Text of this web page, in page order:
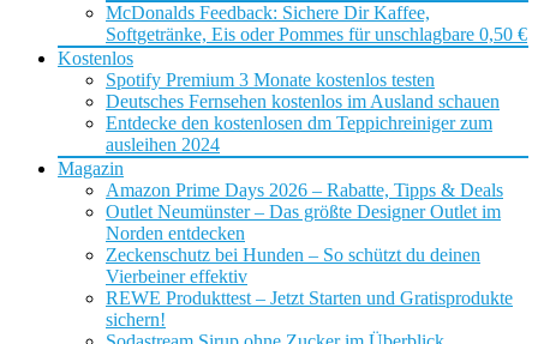
McDonalds Feedback: Sichere Dir Kaffee,
Softgetränke, Eis oder Pommes für unschlagbare 0,50 €
Kostenlos
Spotify Premium 3 Monate kostenlos testen
Deutsches Fernsehen kostenlos im Ausland schauen
Entdecke den kostenlosen dm Teppichreiniger zum
ausleihen 2024
Magazin
Amazon Prime Days 2026 – Rabatte, Tipps & Deals
Outlet Neumünster – Das größte Designer Outlet im
Norden entdecken
Zeckenschutz bei Hunden – So schützt du deinen
Vierbeiner effektiv
REWE Produkttest – Jetzt Starten und Gratisprodukte
sichern!